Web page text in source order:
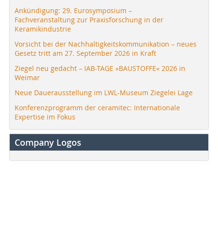
Ankündigung: 29. Eurosymposium –
Fachveranstaltung zur Praxisforschung in der
Keramikindustrie
Vorsicht bei der Nachhaltigkeitskommunikation – neues
Gesetz tritt am 27. September 2026 in Kraft
Ziegel neu gedacht – IAB-TAGE »BAUSTOFFE« 2026 in
Weimar
Neue Dauerausstellung im LWL-Museum Ziegelei Lage
Konferenzprogramm der ceramitec: Internationale
Expertise im Fokus
Company Logos